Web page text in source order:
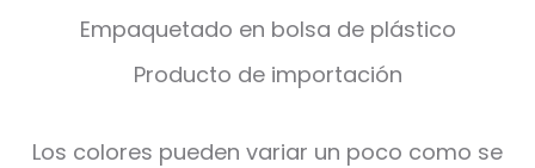
Empaquetado en bolsa de plástico
Producto de importación
Los colores pueden variar un poco como se